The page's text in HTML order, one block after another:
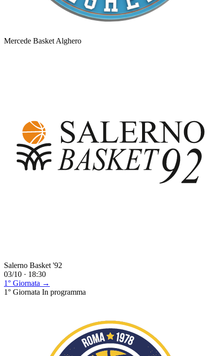
Mercede Basket Alghero
Salerno Basket '92
03/10 · 18:30
1° Giornata →
1° Giornata In programma